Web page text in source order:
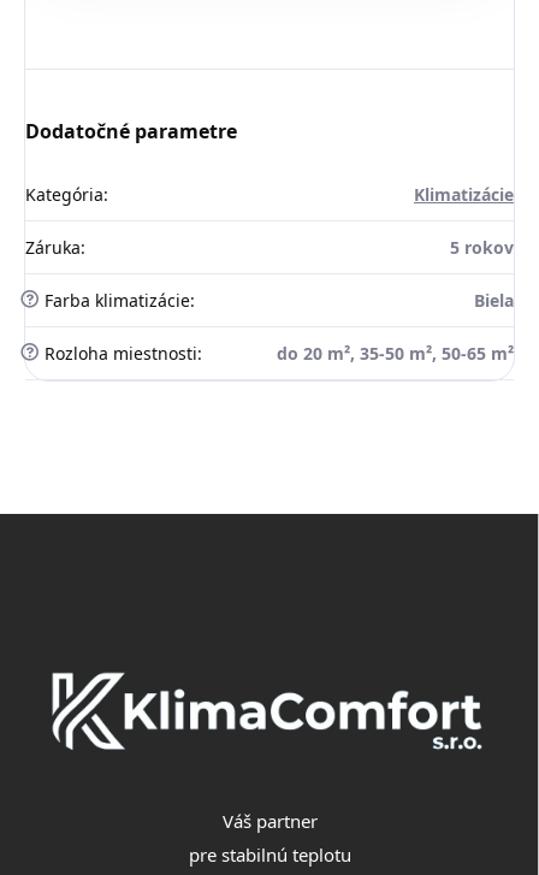
Dodatočné parametre
Kategória: Klimatizácie
Záruka: 5 rokov
? Farba klimatizácie: Biela
? Rozloha miestnosti: do 20 m², 35-50 m², 50-65 m²
Váš partner
pre stabilnú teplotu